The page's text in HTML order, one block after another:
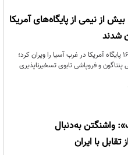
از نیمی از پایگاه‌های آمریکا
شدند
سی‌ان‌ان فاش کرد: حملات تلافی‌جویانه ایران، ۱۶ پایگاه آمریکا در غرب آسیا را ویران کرد؛
و فروپاشی تابوی تسخیرناپذیری
واشنگتن به‌دنبال
با ایران